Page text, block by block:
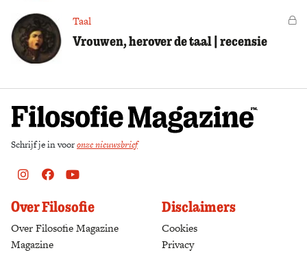
Taal
Vrouwen, herover de taal | recensie
Schrijf je in vooronze nieuwsbrief
Instagram
FacebookYoutube
Over Filosofie
Over Filosofie Magazine
Magazine
Disclaimers
Cookies
Privacy